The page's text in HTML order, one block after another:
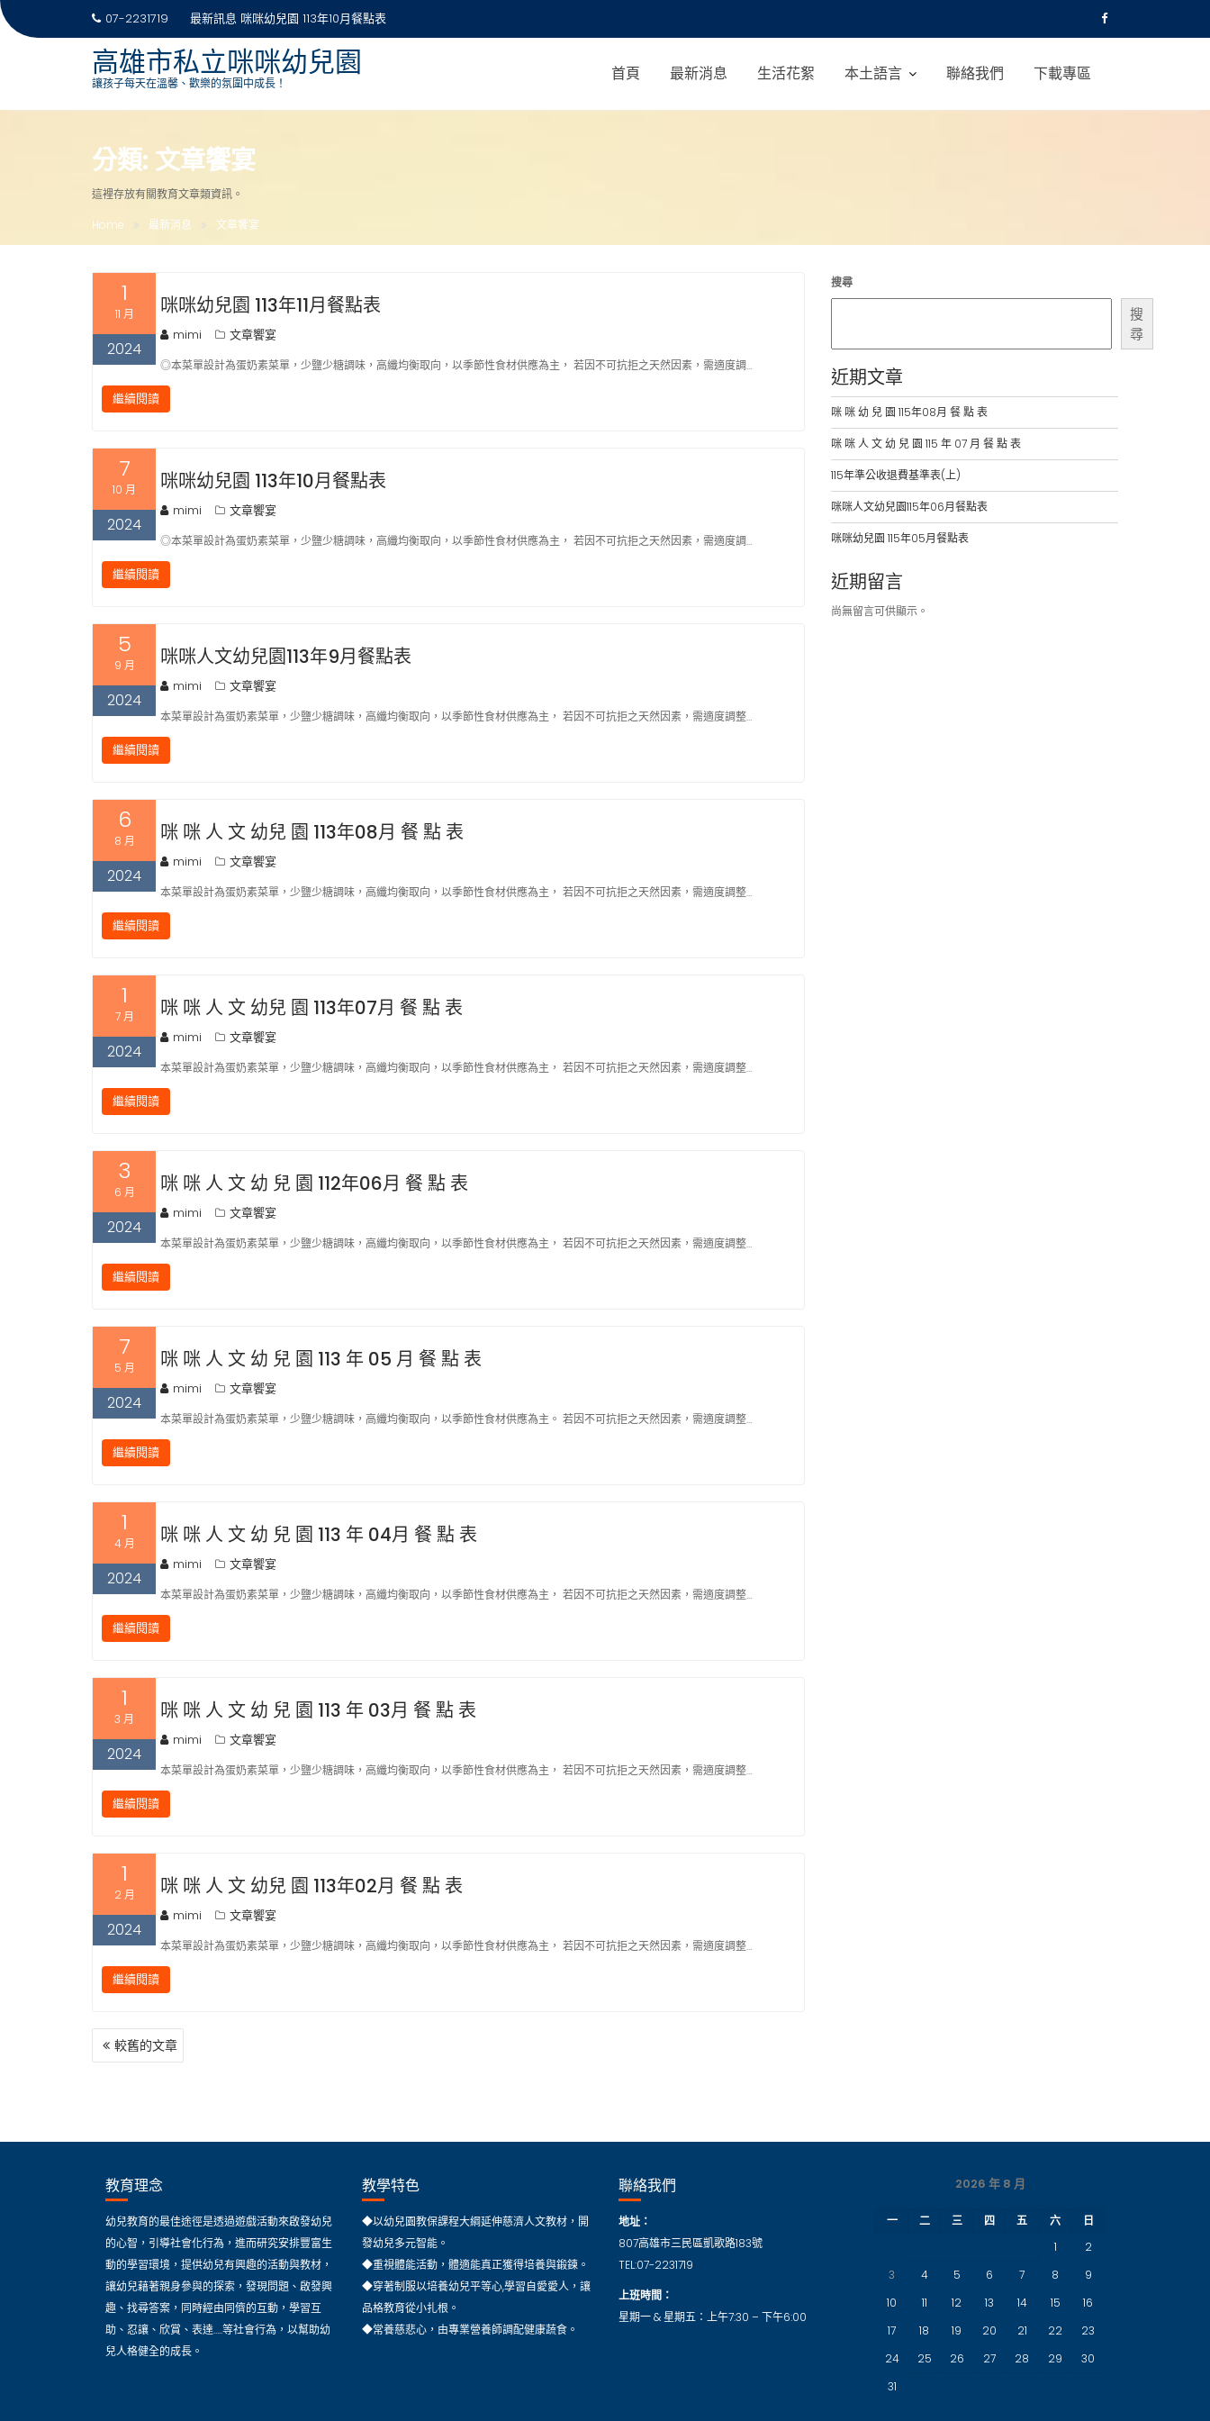
07-2231719 最新訊息 咪咪幼兒園 113年10月餐點表
高雄市私立咪咪幼兒園
讓孩子每天在溫馨、歡樂的氛圍中成長！ 首頁 最新消息 生活花絮 本土語言 聯絡我們 下載專區
分類: 文章饗宴
這裡存放有關教育文章類資訊。
Home
最新消息 文章饗宴
1
11 月
2024
咪咪幼兒園 113年11月餐點表
mimi 文章饗宴
◎本菜單設計為蛋奶素菜單，少鹽少糖調味，高纖均衡取向，以季節性食材供應為主， 若因不可抗拒之天然因素，需適度調…
繼續閱讀
7
10 月
2024
咪咪幼兒園 113年10月餐點表
mimi 文章饗宴
◎本菜單設計為蛋奶素菜單，少鹽少糖調味，高纖均衡取向，以季節性食材供應為主， 若因不可抗拒之天然因素，需適度調…
繼續閱讀
5
9 月
2024
咪咪人文幼兒園113年9月餐點表
mimi 文章饗宴
本菜單設計為蛋奶素菜單，少鹽少糖調味，高纖均衡取向，以季節性食材供應為主， 若因不可抗拒之天然因素，需適度調整…
繼續閱讀
6
8 月
2024
咪 咪 人 文 幼兒 園 113年08月 餐 點 表
mimi 文章饗宴
本菜單設計為蛋奶素菜單，少鹽少糖調味，高纖均衡取向，以季節性食材供應為主， 若因不可抗拒之天然因素，需適度調整…
繼續閱讀
1
7 月
2024
咪 咪 人 文 幼兒 園 113年07月 餐 點 表
mimi 文章饗宴
本菜單設計為蛋奶素菜單，少鹽少糖調味，高纖均衡取向，以季節性食材供應為主， 若因不可抗拒之天然因素，需適度調整…
繼續閱讀
3
6 月
2024
咪 咪 人 文 幼 兒 園 112年06月 餐 點 表
mimi 文章饗宴
本菜單設計為蛋奶素菜單，少鹽少糖調味，高纖均衡取向，以季節性食材供應為主， 若因不可抗拒之天然因素，需適度調整…
繼續閱讀
7
5 月
2024
咪 咪 人 文 幼 兒 園 113 年 05 月 餐 點 表
mimi 文章饗宴
本菜單設計為蛋奶素菜單，少鹽少糖調味，高纖均衡取向，以季節性食材供應為主。 若因不可抗拒之天然因素，需適度調整…
繼續閱讀
1
4 月
2024
咪 咪 人 文 幼 兒 園 113 年 04月 餐 點 表
mimi 文章饗宴
本菜單設計為蛋奶素菜單，少鹽少糖調味，高纖均衡取向，以季節性食材供應為主， 若因不可抗拒之天然因素，需適度調整…
繼續閱讀
1
3 月
2024
咪 咪 人 文 幼 兒 園 113 年 03月 餐 點 表
mimi 文章饗宴
本菜單設計為蛋奶素菜單，少鹽少糖調味，高纖均衡取向，以季節性食材供應為主， 若因不可抗拒之天然因素，需適度調整…
繼續閱讀
1
2 月
2024
咪 咪 人 文 幼兒 園 113年02月 餐 點 表
mimi 文章饗宴
本菜單設計為蛋奶素菜單，少鹽少糖調味，高纖均衡取向，以季節性食材供應為主， 若因不可抗拒之天然因素，需適度調整…
繼續閱讀
文
章 較舊的文章
搜尋
搜
尋
近期文章
咪 咪 幼 兒 園 115年08月 餐 點 表
咪 咪 人 文 幼 兒 園 115 年 07 月 餐 點 表
115年準公收退費基準表(上)
咪咪人文幼兒園115年06月餐點表
咪咪幼兒園 115年05月餐點表
近期留言
尚無留言可供顯示。
教育理念
幼兒教育的最佳途徑是透過遊戲活動來啟發幼兒
的心智，引導社會化行為，進而研究安排豐富生
動的學習環境，提供幼兒有興趣的活動與教材，
讓幼兒藉著親身參與的探索，發現問題、啟發興
趣、找尋答案，同時經由同儕的互動，學習互
助、忍讓、欣賞、表達…..等社會行為，以幫助幼
兒人格健全的成長。
教學特色
◆以幼兒園教保課程大綱延伸慈濟人文教材，開
發幼兒多元智能。
◆重視體能活動，體適能真正獲得培養與鍛鍊。
◆穿著制服以培養幼兒平等心,學習自愛愛人，讓
品格教育從小扎根。
◆常養慈悲心，由專業營養師調配健康蔬食。
聯絡我們
地址：
807高雄市三民區凱歌路183號
TEL:07-2231719
上班時間：
星期一 & 星期五：上午7:30 – 下午6:00
2026 年 8 月
一 二 三 四 五 六
日
1
2
3
4 5 6 7 8
9
10
11 12 13 14 15
16
17
18 19 20 21 22
23
24
25 26 27 28 29
30
31